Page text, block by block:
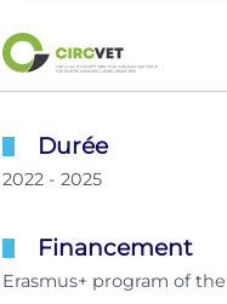
Durée
2022 - 2025
Financement
Erasmus+ program of